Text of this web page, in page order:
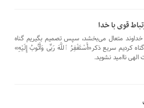
قوی با خدا
خداوند متعال می‌بخشد، سپس تصمیم بگیریم گناه
کردیم سریع ذکر«أَسْتَغْفِرُ ٱللَّهَ رَبِّی وَأَتُوبُ إِلَیْهِ»
ناامید نشوید.